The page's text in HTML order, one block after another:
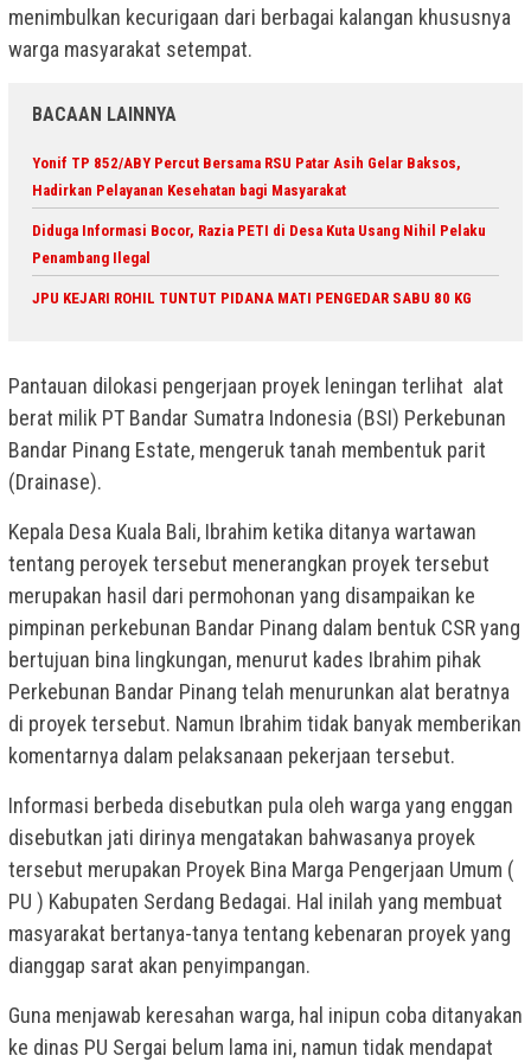
menimbulkan kecurigaan dari berbagai kalangan khususnya
warga masyarakat setempat.
BACAAN LAINNYA
Yonif TP 852/ABY Percut Bersama RSU Patar Asih Gelar Baksos,
Hadirkan Pelayanan Kesehatan bagi Masyarakat
Diduga Informasi Bocor, Razia PETI di Desa Kuta Usang Nihil Pelaku
Penambang Ilegal
JPU KEJARI ROHIL TUNTUT PIDANA MATI PENGEDAR SABU 80 KG
Pantauan dilokasi pengerjaan proyek leningan terlihat alat
berat milik PT Bandar Sumatra Indonesia (BSI) Perkebunan
Bandar Pinang Estate, mengeruk tanah membentuk parit
(Drainase).
Kepala Desa Kuala Bali, Ibrahim ketika ditanya wartawan
tentang peroyek tersebut menerangkan proyek tersebut
merupakan hasil dari permohonan yang disampaikan ke
pimpinan perkebunan Bandar Pinang dalam bentuk CSR yang
bertujuan bina lingkungan, menurut kades Ibrahim pihak
Perkebunan Bandar Pinang telah menurunkan alat beratnya
di proyek tersebut. Namun Ibrahim tidak banyak memberikan
komentarnya dalam pelaksanaan pekerjaan tersebut.
Informasi berbeda disebutkan pula oleh warga yang enggan
disebutkan jati dirinya mengatakan bahwasanya proyek
tersebut merupakan Proyek Bina Marga Pengerjaan Umum (
PU ) Kabupaten Serdang Bedagai. Hal inilah yang membuat
masyarakat bertanya-tanya tentang kebenaran proyek yang
dianggap sarat akan penyimpangan.
Guna menjawab keresahan warga, hal inipun coba ditanyakan
ke dinas PU Sergai belum lama ini, namun tidak mendapat